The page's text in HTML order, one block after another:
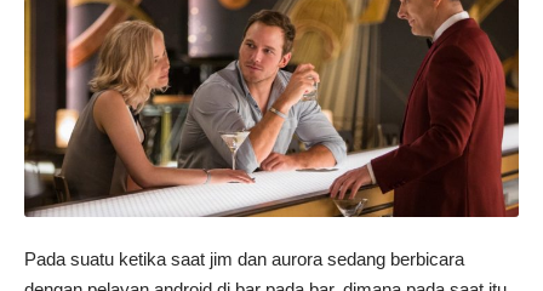
Pada suatu ketika saat jim dan aurora sedang berbicara